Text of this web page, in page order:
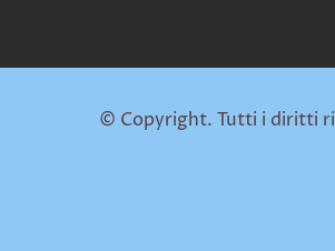
© Copyright. Tutti i diritti